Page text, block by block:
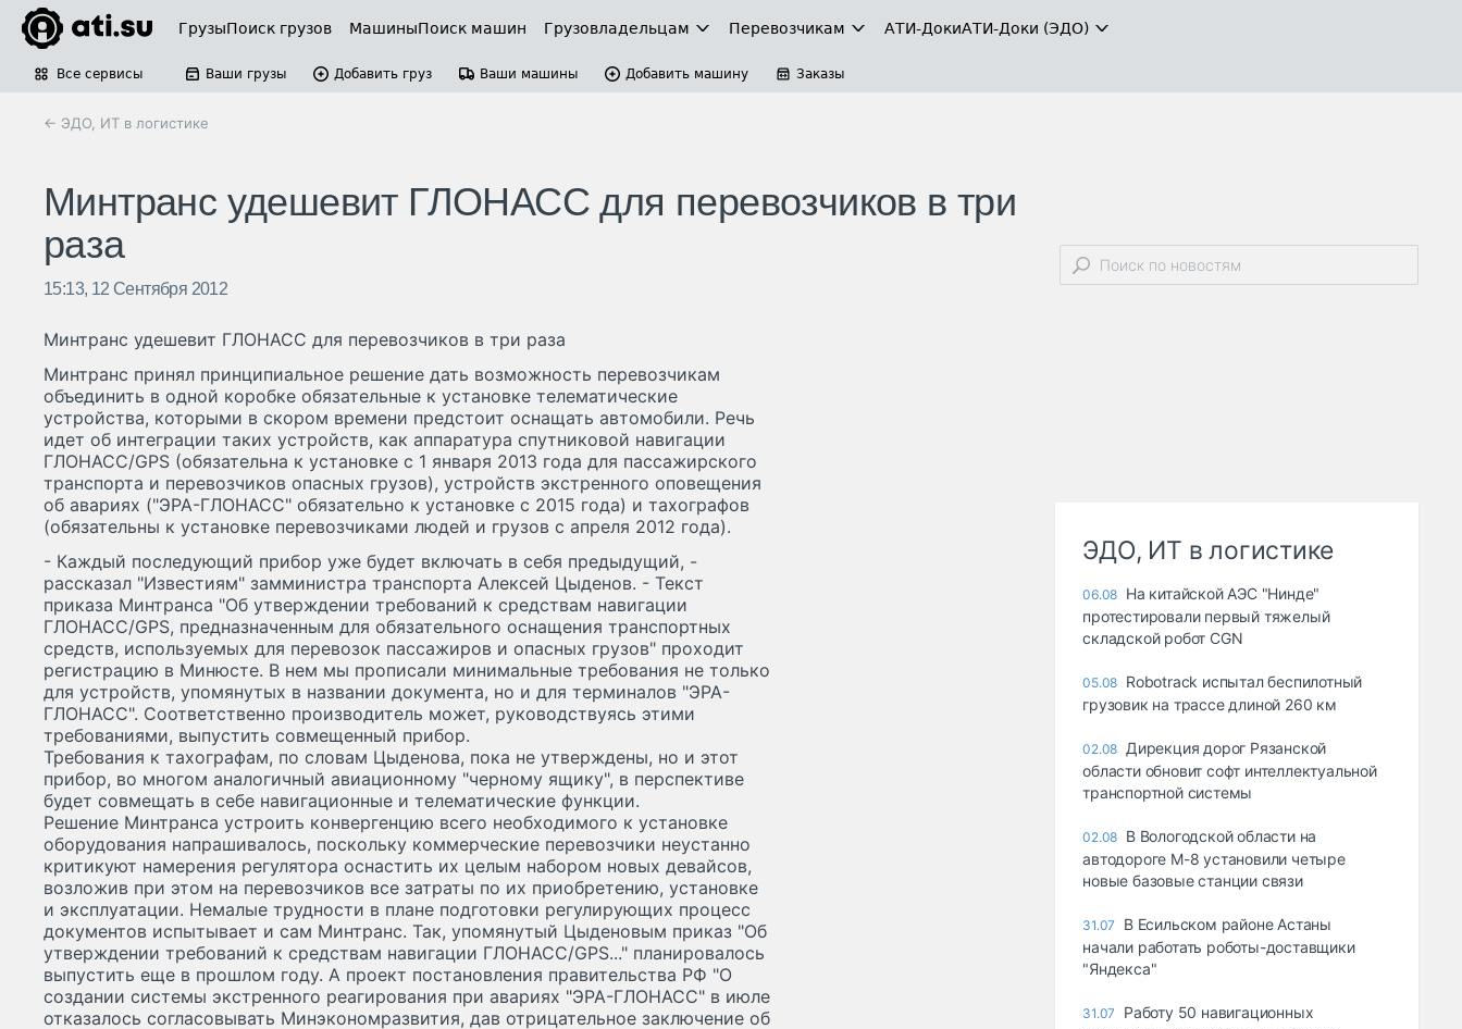
ГрузыПоиск грузов МашиныПоиск машин Грузовладельцам Перевозчикам АТИ-ДокиАТИ-Доки (ЭДО)
Все сервисы Ваши грузы Добавить груз Ваши машины Добавить машину Заказы
← ЭДО, ИТ в логистике
Минтранс удешевит ГЛОНАСС для перевозчиков в три
раза
15:13, 12 Сентября 2012
Минтранс удешевит ГЛОНАСС для перевозчиков в три раза
Минтранс принял принципиальное решение дать возможность перевозчикам
объединить в одной коробке обязательные к установке телематические
устройства, которыми в скором времени предстоит оснащать автомобили. Речь
идет об интеграции таких устройств, как аппаратура спутниковой навигации
ГЛОНАСС/GPS (обязательна к установке с 1 января 2013 года для пассажирского
транспорта и перевозчиков опасных грузов), устройств экстренного оповещения
об авариях ("ЭРА-ГЛОНАСС" обязательно к установке с 2015 года) и тахографов
(обязательны к установке перевозчиками людей и грузов с апреля 2012 года).
- Каждый последующий прибор уже будет включать в себя предыдущий, -
рассказал "Известиям" замминистра транспорта Алексей Цыденов. - Текст
приказа Минтранса "Об утверждении требований к средствам навигации
ГЛОНАСС/GPS, предназначенным для обязательного оснащения транспортных
средств, используемых для перевозок пассажиров и опасных грузов" проходит
регистрацию в Минюсте. В нем мы прописали минимальные требования не только
для устройств, упомянутых в названии документа, но и для терминалов "ЭРА-
ГЛОНАСС". Соответственно производитель может, руководствуясь этими
требованиями, выпустить совмещенный прибор.
Требования к тахографам, по словам Цыденова, пока не утверждены, но и этот
прибор, во многом аналогичный авиационному "черному ящику", в перспективе
будет совмещать в себе навигационные и телематические функции.
Решение Минтранса устроить конвергенцию всего необходимого к установке
оборудования напрашивалось, поскольку коммерческие перевозчики неустанно
критикуют намерения регулятора оснастить их целым набором новых девайсов,
возложив при этом на перевозчиков все затраты по их приобретению, установке
и эксплуатации. Немалые трудности в плане подготовки регулирующих процесс
документов испытывает и сам Минтранс. Так, упомянутый Цыденовым приказ "Об
утверждении требований к средствам навигации ГЛОНАСС/GPS..." планировалось
выпустить еще в прошлом году. А проект постановления правительства РФ "О
создании системы экстренного реагирования при авариях "ЭРА-ГЛОНАСС" в июле
отказалось согласовывать Минэкономразвития, дав отрицательное заключение об
ЭДО, ИТ в логистике
06.08 На китайской АЭС "Нинде"
протестировали первый тяжелый
складской робот CGN
05.08 Robotrack испытал беспилотный
грузовик на трассе длиной 260 км
02.08 Дирекция дорог Рязанской
области обновит софт интеллектуальной
транспортной системы
02.08 В Вологодской области на
автодороге М-8 установили четыре
новые базовые станции связи
31.07
В Есильском районе Астаны
начали работать роботы-доставщики
"Яндекса"
31.07
Работу 50 навигационных